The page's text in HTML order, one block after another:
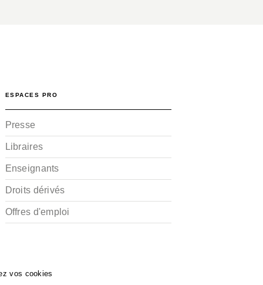
ESPACES PRO
Presse
Libraires
Enseignants
Droits dérivés
Offres d'emploi
vos cookies